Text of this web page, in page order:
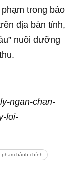
trong bảo
địa bàn tỉnh,
nuôi dưỡng
ngan-chan-
loi-
phạm hành chính